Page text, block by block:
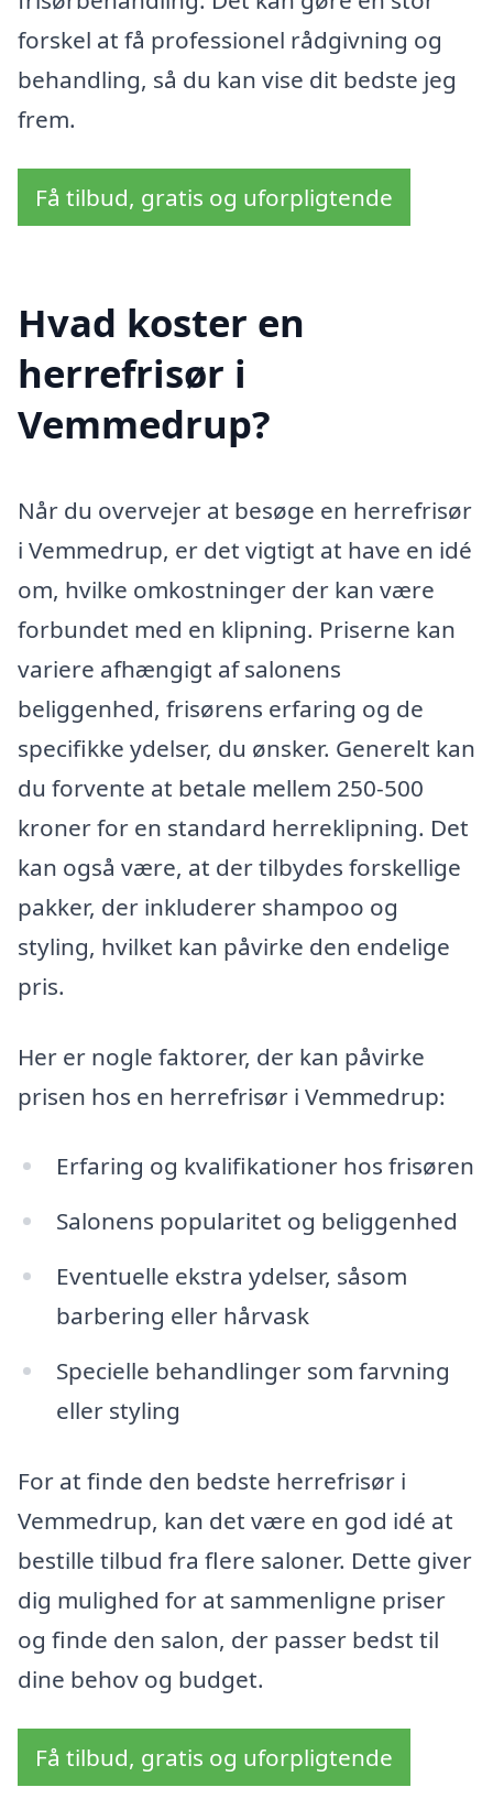
forskel at få professionel rådgivning og
behandling, så du kan vise dit bedste jeg
frem.
Få tilbud, gratis og uforpligtende
Hvad koster en
herrefrisør i
Vemmedrup?
Når du overvejer at besøge en herrefrisør
i Vemmedrup, er det vigtigt at have en idé
om, hvilke omkostninger der kan være
forbundet med en klipning. Priserne kan
variere afhængigt af salonens
beliggenhed, frisørens erfaring og de
specifikke ydelser, du ønsker. Generelt kan
du forvente at betale mellem 250-500
kroner for en standard herreklipning. Det
kan også være, at der tilbydes forskellige
pakker, der inkluderer shampoo og
styling, hvilket kan påvirke den endelige
pris.
Her er nogle faktorer, der kan påvirke
prisen hos en herrefrisør i Vemmedrup:
Erfaring og kvalifikationer hos frisøren
Salonens popularitet og beliggenhed
Eventuelle ekstra ydelser, såsom
barbering eller hårvask
Specielle behandlinger som farvning
eller styling
For at finde den bedste herrefrisør i
Vemmedrup, kan det være en god idé at
bestille tilbud fra flere saloner. Dette giver
dig mulighed for at sammenligne priser
og finde den salon, der passer bedst til
dine behov og budget.
Få tilbud, gratis og uforpligtende